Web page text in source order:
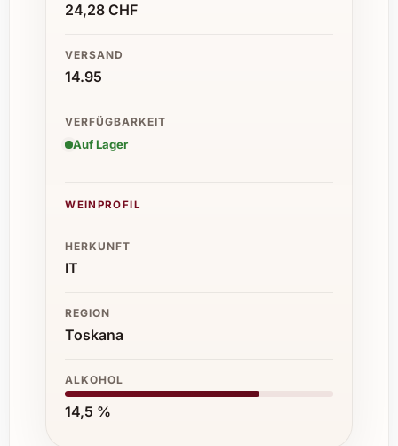
24,28 CHF
VERSAND
14.95
VERFÜGBARKEIT
Auf Lager
WEINPROFIL
HERKUNFT
IT
REGION
Toskana
ALKOHOL
14,5 %